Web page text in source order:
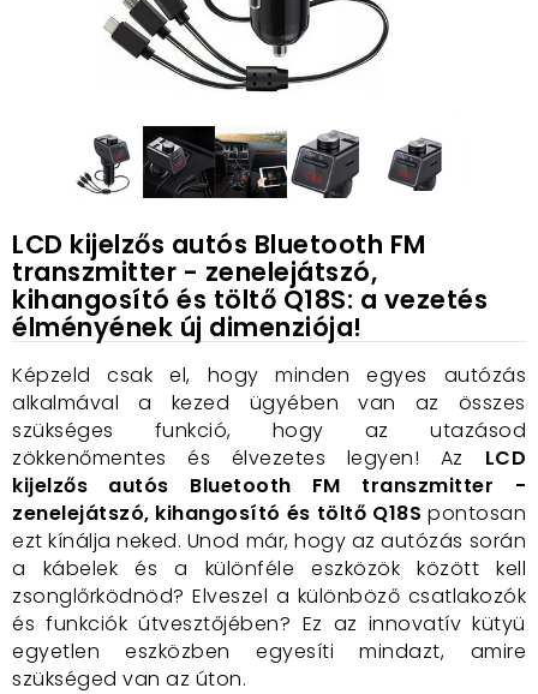
LCD kijelzős autós Bluetooth FM
transzmitter - zenelejátszó,
kihangosító és töltő Q18S: a vezetés
élményének új dimenziója!
Képzeld csak el, hogy minden egyes autózás
alkalmával a kezed ügyében van az összes
szükséges funkció, hogy az utazásod
zökkenőmentes és élvezetes legyen! Az LCD
kijelzős autós Bluetooth FM transzmitter -
zenelejátszó, kihangosító és töltő Q18S pontosan
ezt kínálja neked. Unod már, hogy az autózás során
a kábelek és a különféle eszközök között kell
zsonglőrködnöd? Elveszel a különböző csatlakozók
és funkciók útvesztőjében? Ez az innovatív kütyü
egyetlen eszközben egyesíti mindazt, amire
szükséged van az úton.